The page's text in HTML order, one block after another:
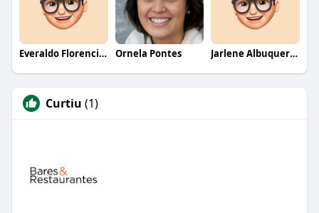
Everaldo Florencio De Melo Ornela Pontes Jarlene Albuquerque
Curtiu (1)